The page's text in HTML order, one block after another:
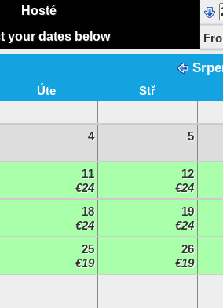
Hosté
your dates below
Úte Stř
4 5
11
€24
12
€24
18
€24
19
€24
25
€19
26
€19